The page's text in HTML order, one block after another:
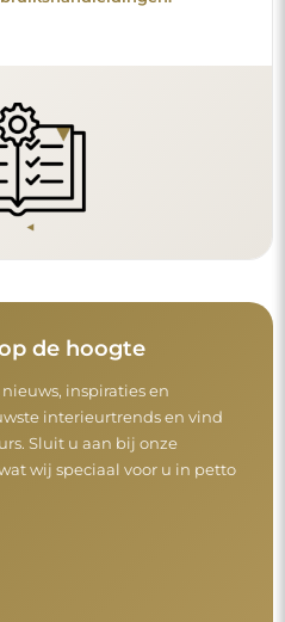
de hoogte
inspiraties en
interieurtrends en vind
Sluit u aan bij onze
wij speciaal voor u in petto